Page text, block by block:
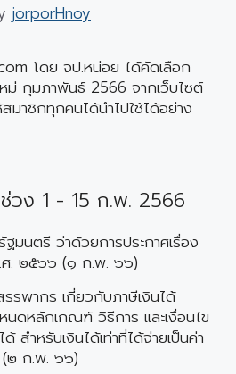
jorporHnoy
โดย จป.หน่อย ได้คัดเลือก
ม่ กุมภาพันธ์ 2566 จากเว็บไซต์
มาชิกทุกคนได้นำไปใช้ได้อย่าง
วง 1 - 15 ก.พ. 2566
มนตรี ว่าด้วยการประกาศเรื่อง
ศ. ๒๕๖๖ (๑ ก.พ. ๖๖)
รพากร เกี่ยวกับภาษีเงินได้
ดหลักเกณฑ์ วิธีการ และเงื่อนไข
สำหรับเงินได้เท่าที่ได้จ่ายเป็นค่า
(๒ ก.พ. ๖๖)